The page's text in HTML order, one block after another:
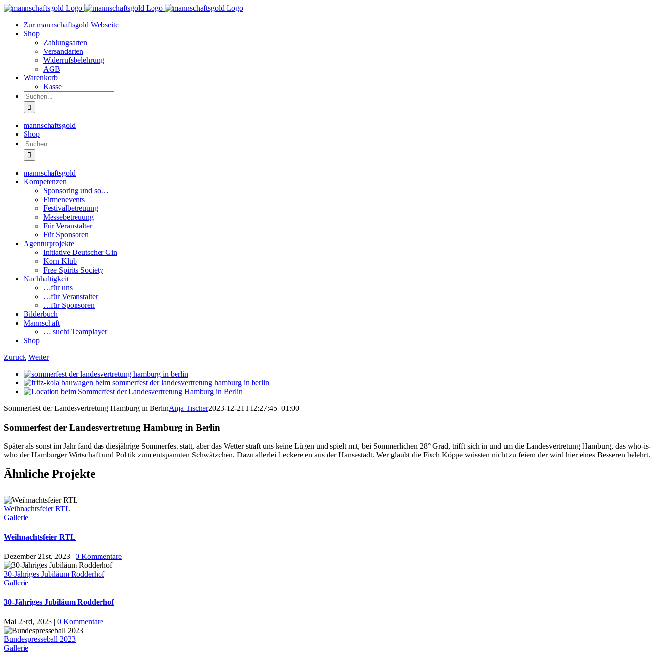
Zum
springenZur mannschaftsgold Webseite
Shop
Zahlungsarten
Versandarten
Widerrufsbelehrung
AGB
Warenkorb
Kasse
Suche
nach:
mannschaftsgold
Shop
Suche
nach:
mannschaftsgold
Kompetenzen
Sponsoring und so…
Firmenevents
Festivalbetreuung
Messebetreuung
Für Veranstalter
Für Sponsoren
Agenturprojekte
Initiative Deutscher Gin
Korn Klub
Free Spirits Society
Nachhaltigkeit
…für uns
…für Veranstalter
…für Sponsoren
Bilderbuch
Mannschaft
… sucht Teamplayer
Shop
Zurück Weiter
View
Larger
Image
View
Larger
View
Image
Sommerfest der Landesvertretung Hamburg in BerlinAnja Tischer2023-12-21T12:27:45+01:00
Sommerfest der Landesvertretung Hamburg in Berlin
Später als sonst im Jahr fand das diesjährige Sommerfest statt, aber das Wetter straft uns keine Lügen und spielt mit, bei Sommerlichen 28° Grad, trifft sich in und um die Landesvertretung Hamburg, das who-is-
who der Hamburger Wirtschaft und Politik zum entspannten Schwätzchen. Dazu allerlei Leckereien aus der Hansestadt. Wer glaubt die Fisch Köppe wüssten nicht zu feiern der wird hier eines Besseren belehrt.
Ähnliche Projekte
Weihnachtsfeier RTL
Gallerie
Weihnachtsfeier RTL
Dezember 21st, 2023 | 0 Kommentare
30-Jähriges Jubiläum Rodderhof
Gallerie
30-Jähriges Jubiläum Rodderhof
Mai 23rd, 2023 | 0 Kommentare
Bundespresseball 2023
Gallerie